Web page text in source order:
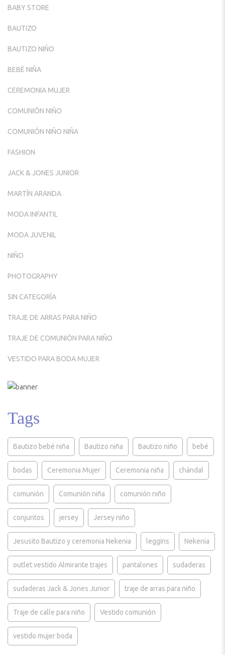
BABY STORE
BAUTIZO
BAUTIZO NIÑO
BEBÉ NIÑA
CEREMONIA MUJER
COMUNIÓN NIÑO
COMUNIÓN NIÑO NIÑA
FASHION
JACK & JONES JUNIOR
MARTÍN ARANDA
MODA INFANTIL
MODA JUVENIL
NIÑO
PHOTOGRAPHY
SIN CATEGORÍA
TRAJE DE ARRAS PARA NIÑO
TRAJE DE COMUNIÓN PARA NIÑO
VESTIDO PARA BODA MUJER
Tags
Bautizo bebé niña Bautizo niña Bautizo niño bebé
bodas Ceremonia Mujer Ceremonia niña chándal
comunión Comunión niña comunión niño
conjuntos jersey Jersey niño
Jesusito Bautizo y ceremonia Nekenia leggins Nekenia
outlet vestido Almirante trajes pantalones sudaderas
sudaderas Jack & Jones Junior traje de arras para niño
Traje de calle para niño Vestido comunión
vestido mujer boda